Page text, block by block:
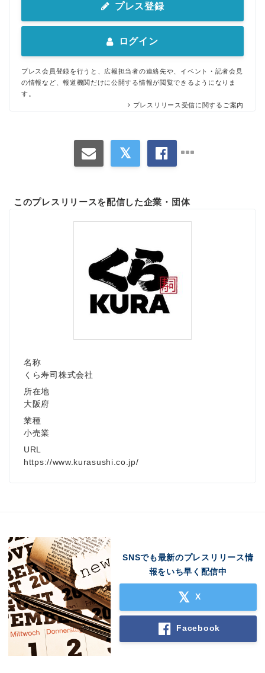
プレス登録
ログイン
プレス会員登録を行うと、広報担当者の連絡先や、イベント・記者会見
の情報など、報道機関だけに公開する情報が閲覧できるようになりま
す。
プレスリリース受信に関するご案内
このプレスリリースを配信した企業・団体
名称
くら寿司株式会社
所在地
大阪府
業種
小売業
URL
https://www.kurasushi.co.jp/
SNSでも最新のプレスリリース情
報をいち早く配信中
X
Facebook